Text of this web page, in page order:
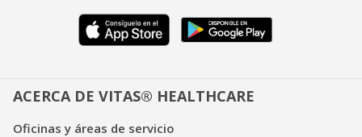
ACERCA DE VITAS® HEALTHCARE
Oficinas y áreas de servicio